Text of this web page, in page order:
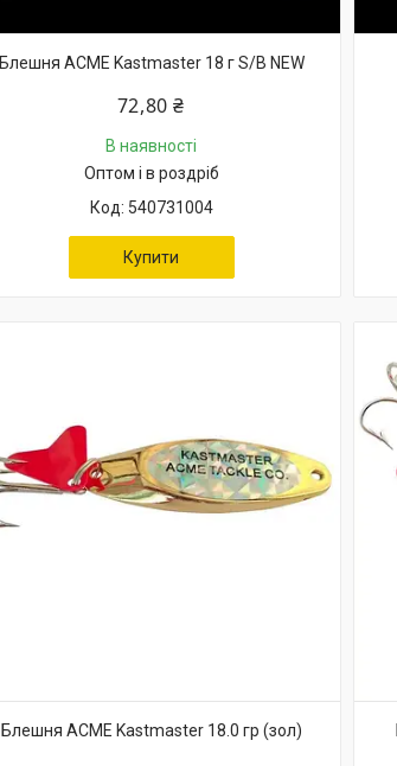
Блешня ACME Kastmaster 18 г S/B NEW
72,80 ₴
В наявності
Оптом і в роздріб
540731004
Купити
Блешня ACME Kastmaster 18.0 гр (зол)